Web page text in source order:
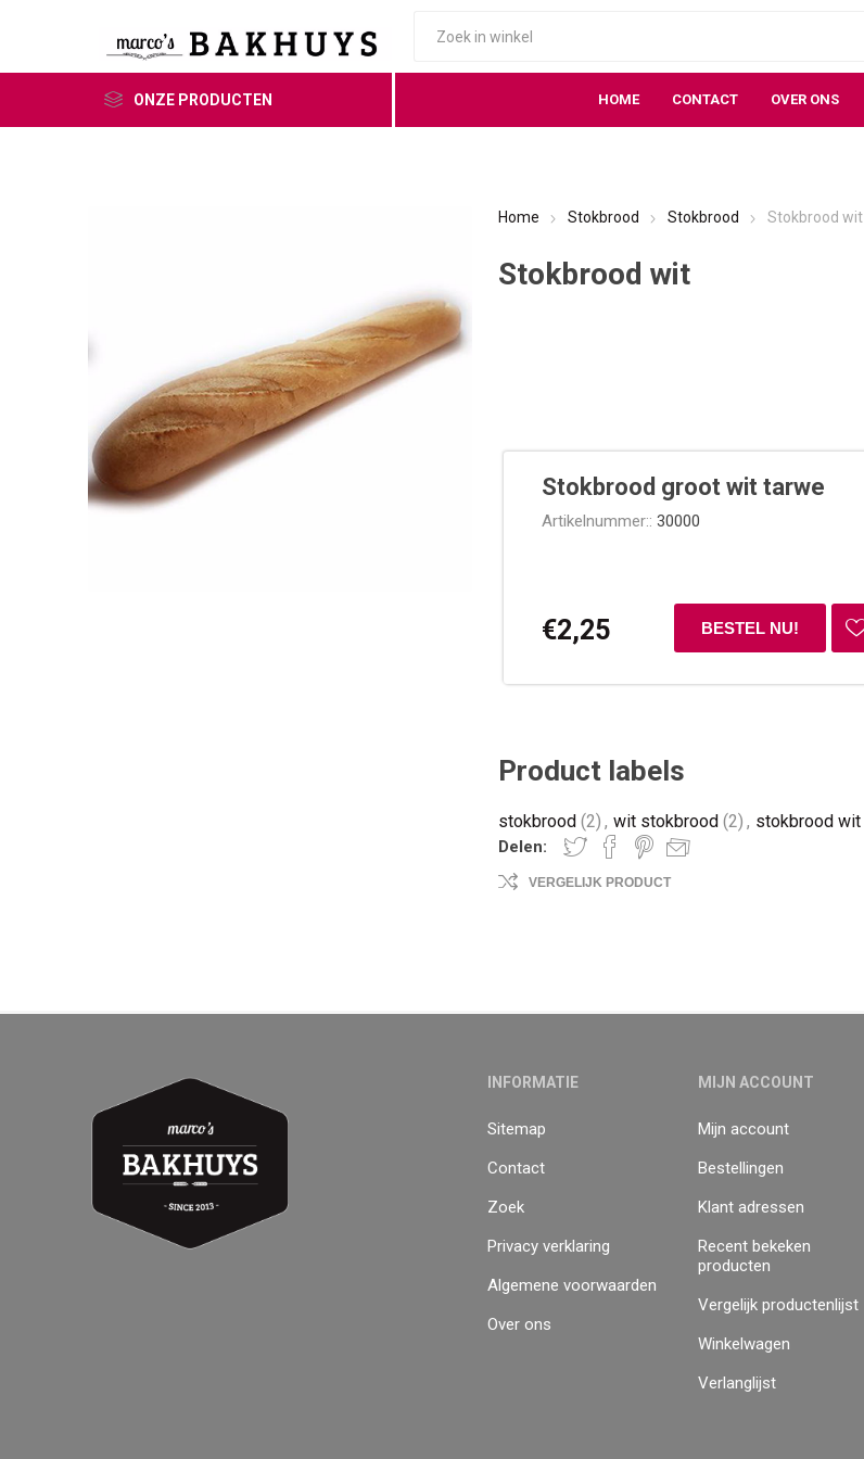
ONZE PRODUCTEN HOME CONTACT OVER ONS
Home Stokbrood Stokbrood Stokbrood wit
Stokbrood wit
Stokbrood groot wit tarwe
Artikelnummer:: 30000
€2,25
Product labels
stokbrood (2) , wit stokbrood (2) , stokbrood wit
VERGELIJK PRODUCT
Delen:
INFORMATIE
Sitemap
Contact
Zoek
Privacy verklaring
Algemene voorwaarden
Over ons
MIJN ACCOUNT
Mijn account
Bestellingen
Klant adressen
Recent bekeken
producten
Vergelijk productenlijst
Winkelwagen
Verlanglijst